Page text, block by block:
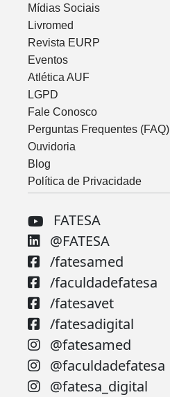
Mídias Sociais
Livromed
Revista EURP
Eventos
Atlética AUF
LGPD
Fale Conosco
Perguntas Frequentes (FAQ)
Ouvidoria
Blog
Política de Privacidade
FATESA
@FATESA
/fatesamed
/faculdadefatesa
/fatesavet
/fatesadigital
@fatesamed
@faculdadefatesa
@fatesa_digital